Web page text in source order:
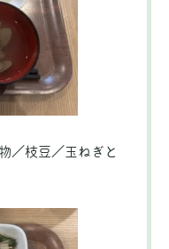
／枝豆／玉ねぎと